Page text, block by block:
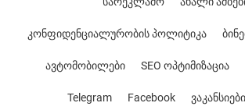
კონფიდენციალურობის პოლიტიკა
ავტომობილები SEO ოპტიმიზაცია
Telegram Facebook ვაკანსიები